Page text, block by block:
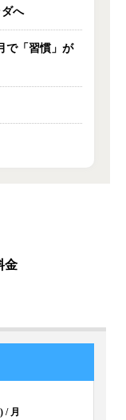
へ
で「習慣」が
金
/ 月